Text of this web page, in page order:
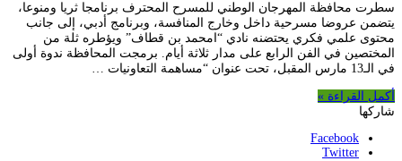
سطرت محافظة المهرجان الوطني للمسرح المحترف برنامجا ثريا ومنوعا،
يتضمن عروضا مسرحية داخل وخارج المنافسة، وبرنامج أدبي، إلى جانب
محتوى علمي فكري يحتضنه نادي “امحمد بن قطاف” ويؤطره ثلة من
المختصين في الفن الرابع على مدار ثلاثة أيام. برمجت المحافظة ندوة أولى
في الـ13 مارس المقبل، تحت عنوان “مساهمة التعاونيات …
أكمل القراءة »
شاركها
Facebook
Twitter